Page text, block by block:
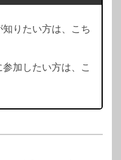
りたい方は、こち
加したい方は、こ